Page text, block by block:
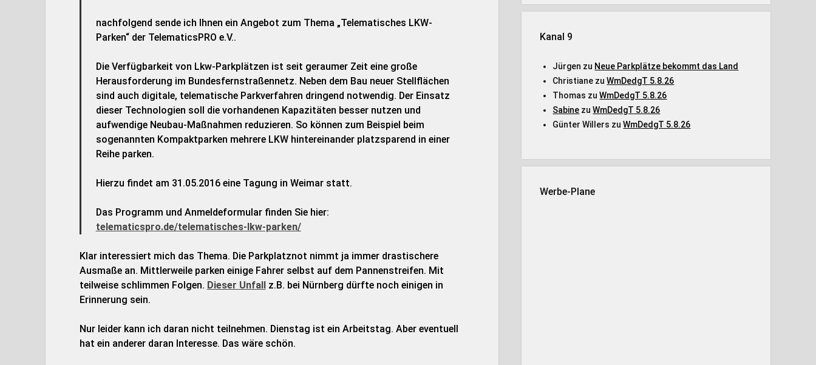
nachfolgend sende ich Ihnen ein Angebot zum Thema „Telematisches LKW-
Parken“ der TelematicsPRO e.V..
Die Verfügbarkeit von Lkw-Parkplätzen ist seit geraumer Zeit eine große
Herausforderung im Bundesfernstraßennetz. Neben dem Bau neuer Stellflächen
sind auch digitale, telematische Parkverfahren dringend notwendig. Der Einsatz
dieser Technologien soll die vorhandenen Kapazitäten besser nutzen und
aufwendige Neubau-Maßnahmen reduzieren. So können zum Beispiel beim
sogenannten Kompaktparken mehrere LKW hintereinander platzsparend in einer
Reihe parken.
Hierzu findet am 31.05.2016 eine Tagung in Weimar statt.
Das Programm und Anmeldeformular finden Sie hier:
telematicspro.de/telematisches-lkw-parken/
Klar interessiert mich das Thema. Die Parkplatznot nimmt ja immer drastischere
Ausmaße an. Mittlerweile parken einige Fahrer selbst auf dem Pannenstreifen. Mit
teilweise schlimmen Folgen. Dieser Unfallz.B. bei Nürnberg dürfte noch einigen in
Erinnerung sein.
Nur leider kann ich daran nicht teilnehmen. Dienstag ist ein Arbeitstag. Aber eventuell
hat ein anderer daran Interesse. Das wäre schön.
Kanal 9
Jürgen zu Neue Parkplätze bekommt das Land
Christiane zuWmDedgT 5.8.26
Thomas zuWmDedgT 5.8.26
Sabine zuWmDedgT 5.8.26
Günter Willers zuWmDedgT 5.8.26
Werbe-Plane